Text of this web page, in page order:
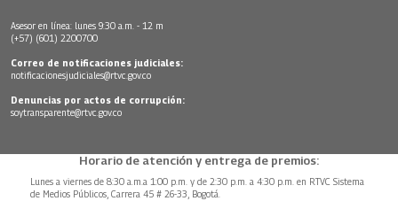
Asesor en línea: lunes 9:30 a.m. - 12 m
(+57) (601) 2200700
Correo de notificaciones judiciales:
notificacionesjudiciales@rtvc.gov.co
Denuncias por actos de corrupción:
soytransparente@rtvc.gov.co
Horario de atención y entrega de premios:
Lunes a viernes de 8:30 a.m.a 1:00 p.m. y de 2:30 p.m. a 4:30 p.m. en RTVC Sistema
de Medios Públicos, Carrera 45 # 26-33, Bogotá.